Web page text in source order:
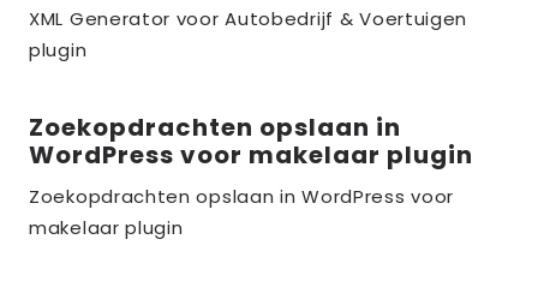
over
the_title;
XML Generator voor Autobedrijf & Voertuigen
plugin
Lees
meer
over
the_title;
Zoekopdrachten opslaan in
WordPress voor makelaar plugin
Zoekopdrachten opslaan in WordPress voor
makelaar plugin